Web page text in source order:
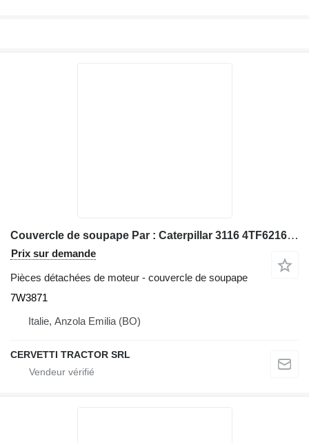
Couvercle de soupape Par : Caterpillar 3116 4TF62166 Divers 7W3871 pour chargeuse sur pneus Caterpillar 928G IT28G
Prix sur demande
Pièces détachées de moteur - couvercle de soupape
7W3871
Italie, Anzola Emilia (BO)
CERVETTI TRACTOR SRL